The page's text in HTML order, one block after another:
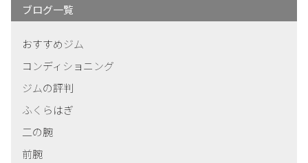
ブログ一覧
おすすめジム
コンディショニング
ジムの評判
ふくらはぎ
二の腕
前腕